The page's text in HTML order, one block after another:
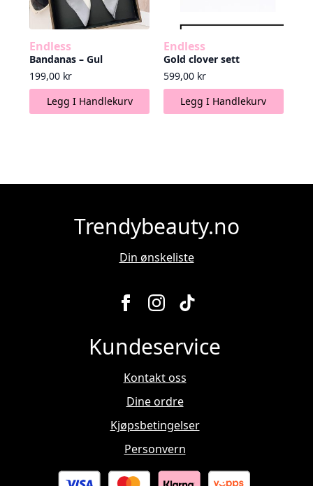
Endless
Bandanas – Gul
199,00 kr
Legg I Handlekurv
Endless
Gold clover sett
599,00 kr
Legg I Handlekurv
Trendybeauty.no
Din ønskeliste
Kundeservice
Kontakt oss
Dine ordre
Kjøpsbetingelser
Personvern